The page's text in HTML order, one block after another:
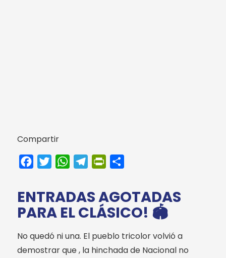
Compartir
FacebookTwitterWhatsAppTelegramPrintFriendly
ENTRADAS AGOTADAS
PARA EL CLÁSICO! 🏟️
No quedó ni una. El pueblo tricolor volvió a
demostrar que , la hinchada de Nacional no